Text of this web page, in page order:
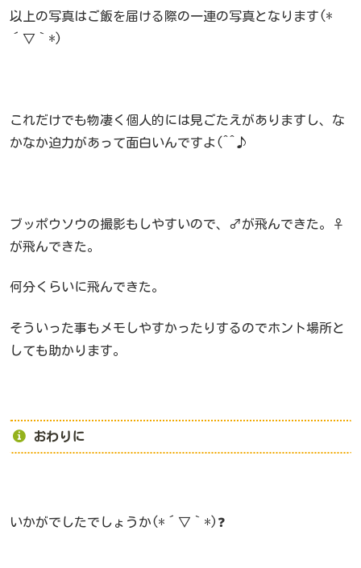
以上の写真はご飯を届ける際の一連の写真となります(*
´▽｀*)
これだけでも物凄く個人的には見ごたえがありますし、な
かなか迫力があって面白いんですよ(^^♪
ブッポウソウの撮影もしやすいので、♂が飛んできた。♀
が飛んできた。
何分くらいに飛んできた。
そういった事もメモしやすかったりするのでホント場所と
しても助かります。
おわりに
いかがでしたでしょうか(*´▽｀*)❓